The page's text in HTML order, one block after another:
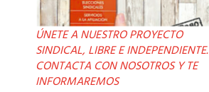
ÚNETE A NUESTRO PROYECTO
SINDICAL, LIBRE E INDEPENDIENTE.
CONTACTA CON NOSOTROS Y TE
INFORMAREMOS